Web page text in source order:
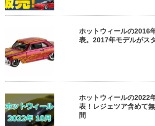
ホットウィールの2016
表。2017年モデルがス
ホットウィールの2022
表！レジェツア含めて
間